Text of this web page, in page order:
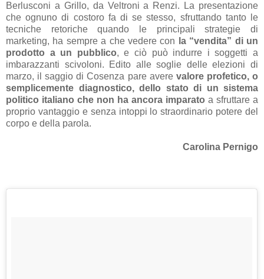
Berlusconi a Grillo, da Veltroni a Renzi. La presentazione
che ognuno di costoro fa di se stesso, sfruttando tanto le
tecniche retoriche quando le principali strategie di
marketing, ha sempre a che vedere con la “vendita” di un
prodotto a un pubblico, e ciò può indurre i soggetti a
imbarazzanti scivoloni. Edito alle soglie delle elezioni di
marzo, il saggio di Cosenza pare avere valore profetico, o
semplicemente diagnostico, dello stato di un sistema
politico italiano che non ha ancora imparato a sfruttare a
proprio vantaggio e senza intoppi lo straordinario potere del
corpo e della parola.
Carolina Pernigo